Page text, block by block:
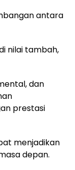
antara
nilai tambah,
dan
prestasi
menjadikan
depan.